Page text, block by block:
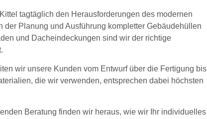
tagtäglich den Herausforderungen des modernen
der Planung und Ausführung kompletter Gebäudehüllen
und Dacheindeckungen sind wir der richtige
wir unsere Kunden vom Entwurf über die Fertigung bis
die wir verwenden, entsprechen dabei höchsten
Beratung finden wir heraus, wie wir Ihr individuelles